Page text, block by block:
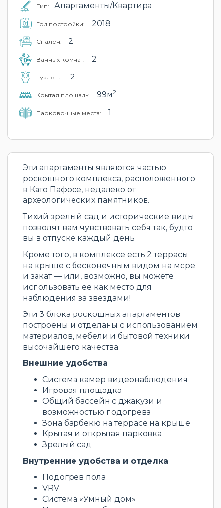
Тип: Апартаменты/Квартира
Год постройки: 2018
Cпален: 2
Ванных комнат: 2
Туалеты: 2
Крытая площадь: 99м2
Парковочные места: 1
Эти апартаменты являются частью
роскошного комплекса, расположенного
в Като Пафосе, недалеко от
археологических памятников.
Тихий зрелый сад и исторические виды
позволят вам чувствовать себя так, будто
вы в отпуске каждый день
Кроме того, в комплексе есть 2 террасы
на крыше с бесконечным видом на море
и закат — или, возможно, вы можете
использовать ее как место для
наблюдения за звездами!
Эти 3 блока роскошных апартаментов
построены и отделаны с использованием
материалов, мебели и бытовой техники
высочайшего качества
Внешние удобства
Система камер видеонаблюдения
Игровая площадка
Общий бассейн с джакузи и
возможностью подогрева
Зона барбекю на террасе на крыше
Крытая и открытая парковка
Зрелый сад
Внутренние удобства и отделка
Подогрев пола
VRV
Система «Умный дом»